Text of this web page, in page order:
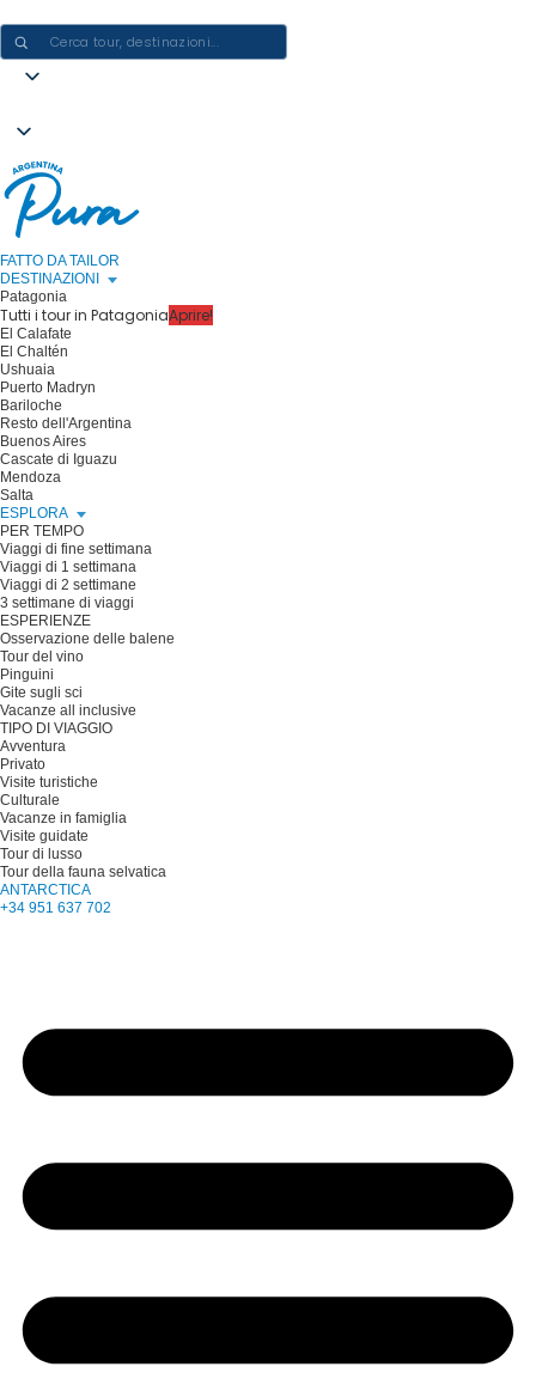
FATTO DA TAILOR
DESTINAZIONI
Patagonia
Tutti i tour in PatagoniaAprire!
El Calafate
El Chaltén
Ushuaia
Puerto Madryn
Bariloche
Resto dell'Argentina
Buenos Aires
Cascate di Iguazu
Mendoza
Salta
ESPLORA
PER TEMPO
Viaggi di fine settimana
Viaggi di 1 settimana
Viaggi di 2 settimane
3 settimane di viaggi
ESPERIENZE
Osservazione delle balene
Tour del vino
Pinguini
Gite sugli sci
Vacanze all inclusive
TIPO DI VIAGGIO
Avventura
Privato
Visite turistiche
Culturale
Vacanze in famiglia
Visite guidate
Tour di lusso
Tour della fauna selvatica
ANTARCTICA
+34 951 637 702